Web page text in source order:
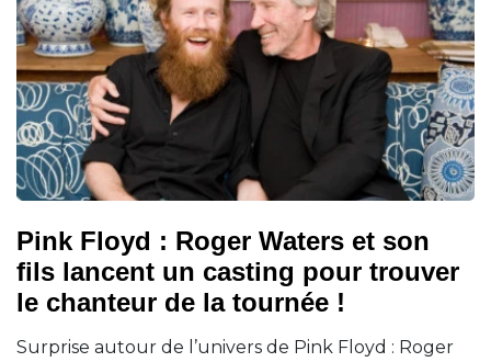
Pink Floyd : Roger Waters et son
fils lancent un casting pour trouver
le chanteur de la tournée !
Surprise autour de l’univers de Pink Floyd : Roger